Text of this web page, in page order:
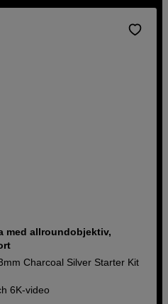
med allroundobjektiv,
Charcoal Silver Starter Kit
6K-video